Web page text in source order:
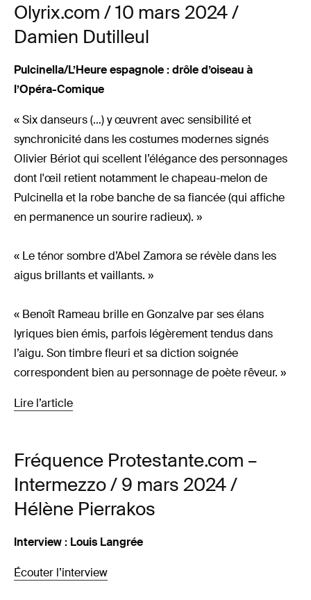
Olyrix.com / 10 mars 2024 /
Damien Dutilleul
Pulcinella/L’Heure espagnole : drôle d’oiseau à
l’Opéra-Comique
« Six danseurs (…) y œuvrent avec sensibilité et
synchronicité dans les costumes modernes signés
Olivier Bériot qui scellent l’élégance des personnages
dont l'œil retient notamment le chapeau-melon de
Pulcinella et la robe banche de sa fiancée (qui affiche
en permanence un sourire radieux). »
« Le ténor sombre d’Abel Zamora se révèle dans les
aigus brillants et vaillants. »
« Benoît Rameau brille en Gonzalve par ses élans
lyriques bien émis, parfois légèrement tendus dans
l’aigu. Son timbre fleuri et sa diction soignée
correspondent bien au personnage de poète rêveur. »
Lire l’article
Fréquence Protestante.com –
Intermezzo / 9 mars 2024 /
Hélène Pierrakos
Interview : Louis Langrée
Écouter l’interview